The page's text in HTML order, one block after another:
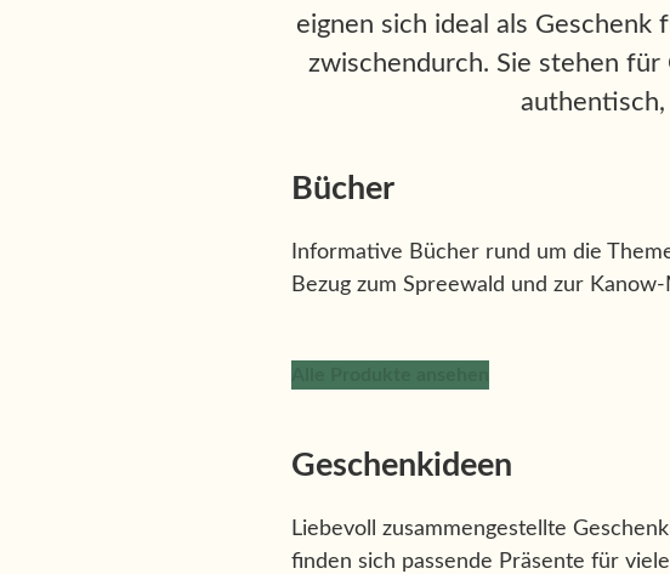
eignen sich ideal als
zwischendurch. Sie stehen
Bücher
Informative Bücher rund um die
Bezug zum Spreewald und zur
Geschenkideen
Liebevoll zusammengestellte
finden sich passende Präsente für